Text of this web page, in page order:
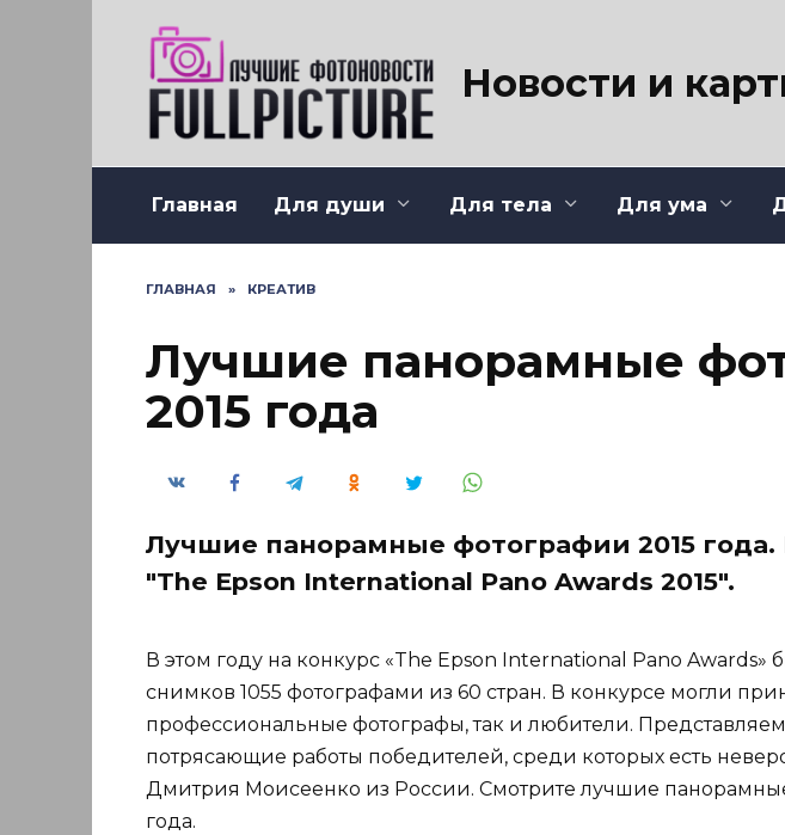
Новости и
Главная Для души Для тела Для ума
ГЛАВНАЯ » КРЕАТИВ
Лучшие панорамные
2015 года
Лучшие панорамные фотографии 2015
"The Epson International Pano Awards 2015".
В этом году на конкурс «The Epson International Pano Awards»
снимков 1055 фотографами из 60 стран. В конкурсе могли
профессиональные фотографы, так и любители.
потрясающие работы победителей, среди которых есть
Дмитрия Моисеенко из России. Смотрите лучшие
года.